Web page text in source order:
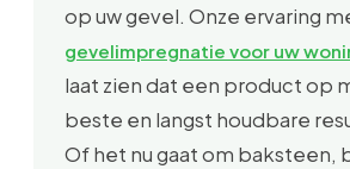
op uw gevel. Onze ervaring
gevelimpregnatie voor uw
laat zien dat een product op
beste en langst houdbare
Of het nu gaat om baksteen,